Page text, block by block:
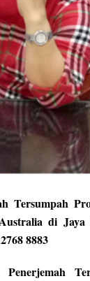
Tersumpah
di Jaya
8883
Penerjemah